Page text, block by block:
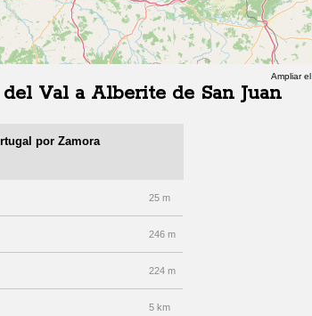
Ampliar el
del Val a Alberite de San Juan
por Zamora
25 m
246 m
224 m
5 km